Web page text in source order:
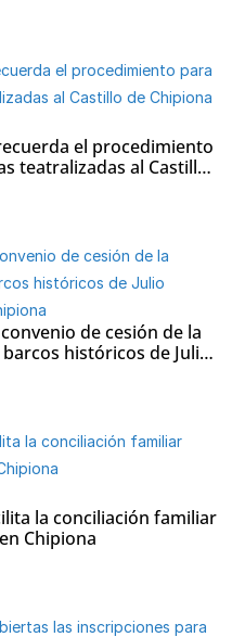
el procedimiento
teatralizadas al Castillo
de cesión de la
históricos de Julio
la conciliación familiar
Chipiona